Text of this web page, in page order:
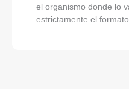
el organismo donde lo
estrictamente el